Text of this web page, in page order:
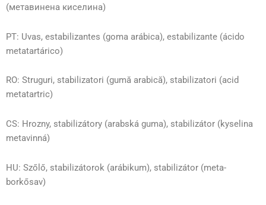
(метавинена киселина)
PT: Uvas, estabilizantes (goma arábica), estabilizante (ácido
metatartárico)
RO: Struguri, stabilizatori (gumă arabică), stabilizatori (acid
metatartric)
CS: Hrozny, stabilizátory (arabská guma), stabilizátor (kyselina
metavinná)
HU: Szőlő, stabilizátorok (arábikum), stabilizátor (meta-
borkősav)